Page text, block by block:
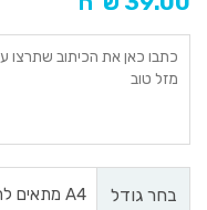
בחר גודל